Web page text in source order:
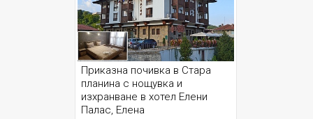
Приказна почивка в Стара
планина с нощувка и
изхранване в хотел Елени
Палас, Елена